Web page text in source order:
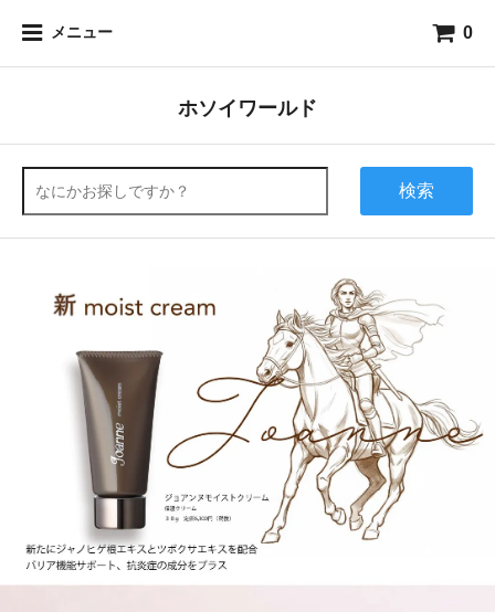
メニュー 0
ホソイワールド
検索